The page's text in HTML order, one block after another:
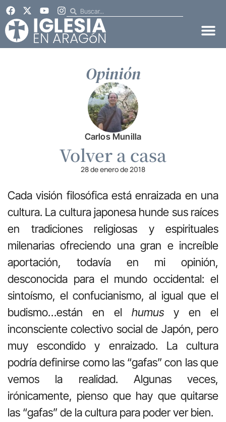
Opinión
Carlos Munilla
Volver a casa
28 de enero de 2018
Cada visión filosófica está enraizada en una
cultura. La cultura japonesa hunde sus raíces
en tradiciones religiosas y espirituales
milenarias ofreciendo una gran e increíble
aportación, todavía en mi opinión,
desconocida para el mundo occidental: el
sintoísmo, el confucianismo, al igual que el
budismo…están en el humus y en el
inconsciente colectivo social de Japón, pero
muy escondido y enraizado. La cultura
podría definirse como las “gafas” con las que
vemos la realidad. Algunas veces,
irónicamente, pienso que hay que quitarse
las “gafas” de la cultura para poder ver bien.